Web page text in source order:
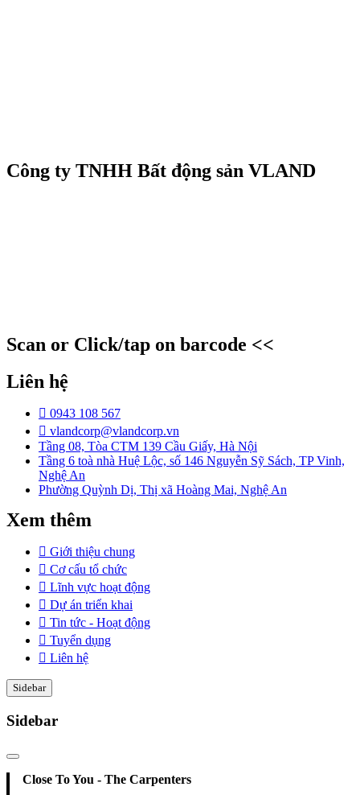
Công ty TNHH Bất động sản VLAND
Scan or Click/tap on barcode <<
Liên hệ
0943 108 567
vlandcorp@vlandcorp.vn
Tầng 08, Tòa CTM 139 Cầu Giấy, Hà Nội
Tầng 6 toà nhà Huệ Lộc, số 146 Nguyễn Sỹ Sách, TP Vinh,
Nghệ An
Phường Quỳnh Dị, Thị xã Hoàng Mai, Nghệ An
Xem thêm
Giới thiệu chung
Cơ cấu tổ chức
Lĩnh vực hoạt động
Dự án triển khai
Tin tức - Hoạt động
Tuyển dụng
Liên hệ
Sidebar
Sidebar
Close To You - The Carpenters